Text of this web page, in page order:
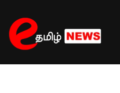
Skip
to
content